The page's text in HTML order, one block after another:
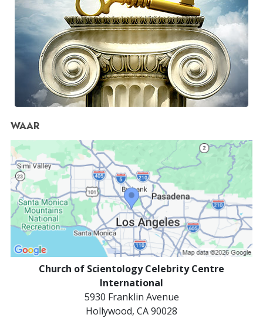
WAAR
Church of Scientology Celebrity Centre
International
5930 Franklin Avenue
Hollywood, CA90028